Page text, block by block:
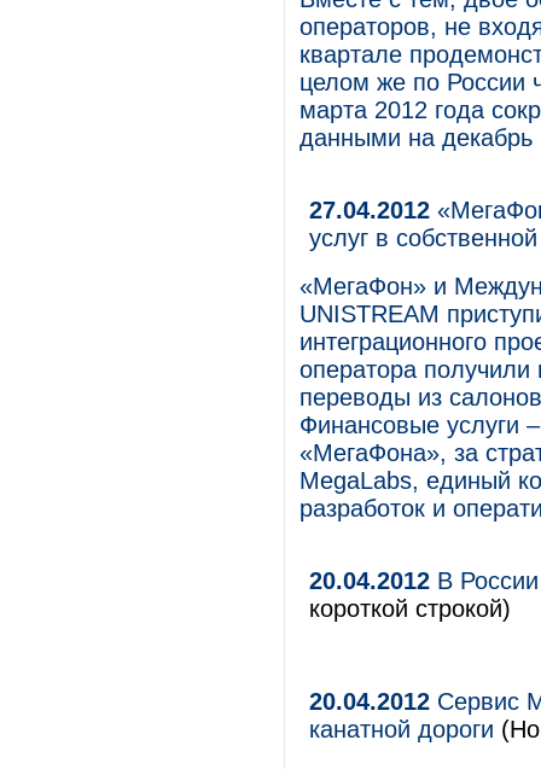
операторов, не
квартале
целом же по России
марта 2012 года
данными на декабрь
27.04.2012
услуг в
«МегаФон» и
UNISTREAM
интеграционного
оператора
переводы из
Финансовые услуги
«МегаФона», за
MegaLabs, единый
разработок и
20.04.2012 В
короткой строкой)
20.04.2012 Сервис
канатной дороги